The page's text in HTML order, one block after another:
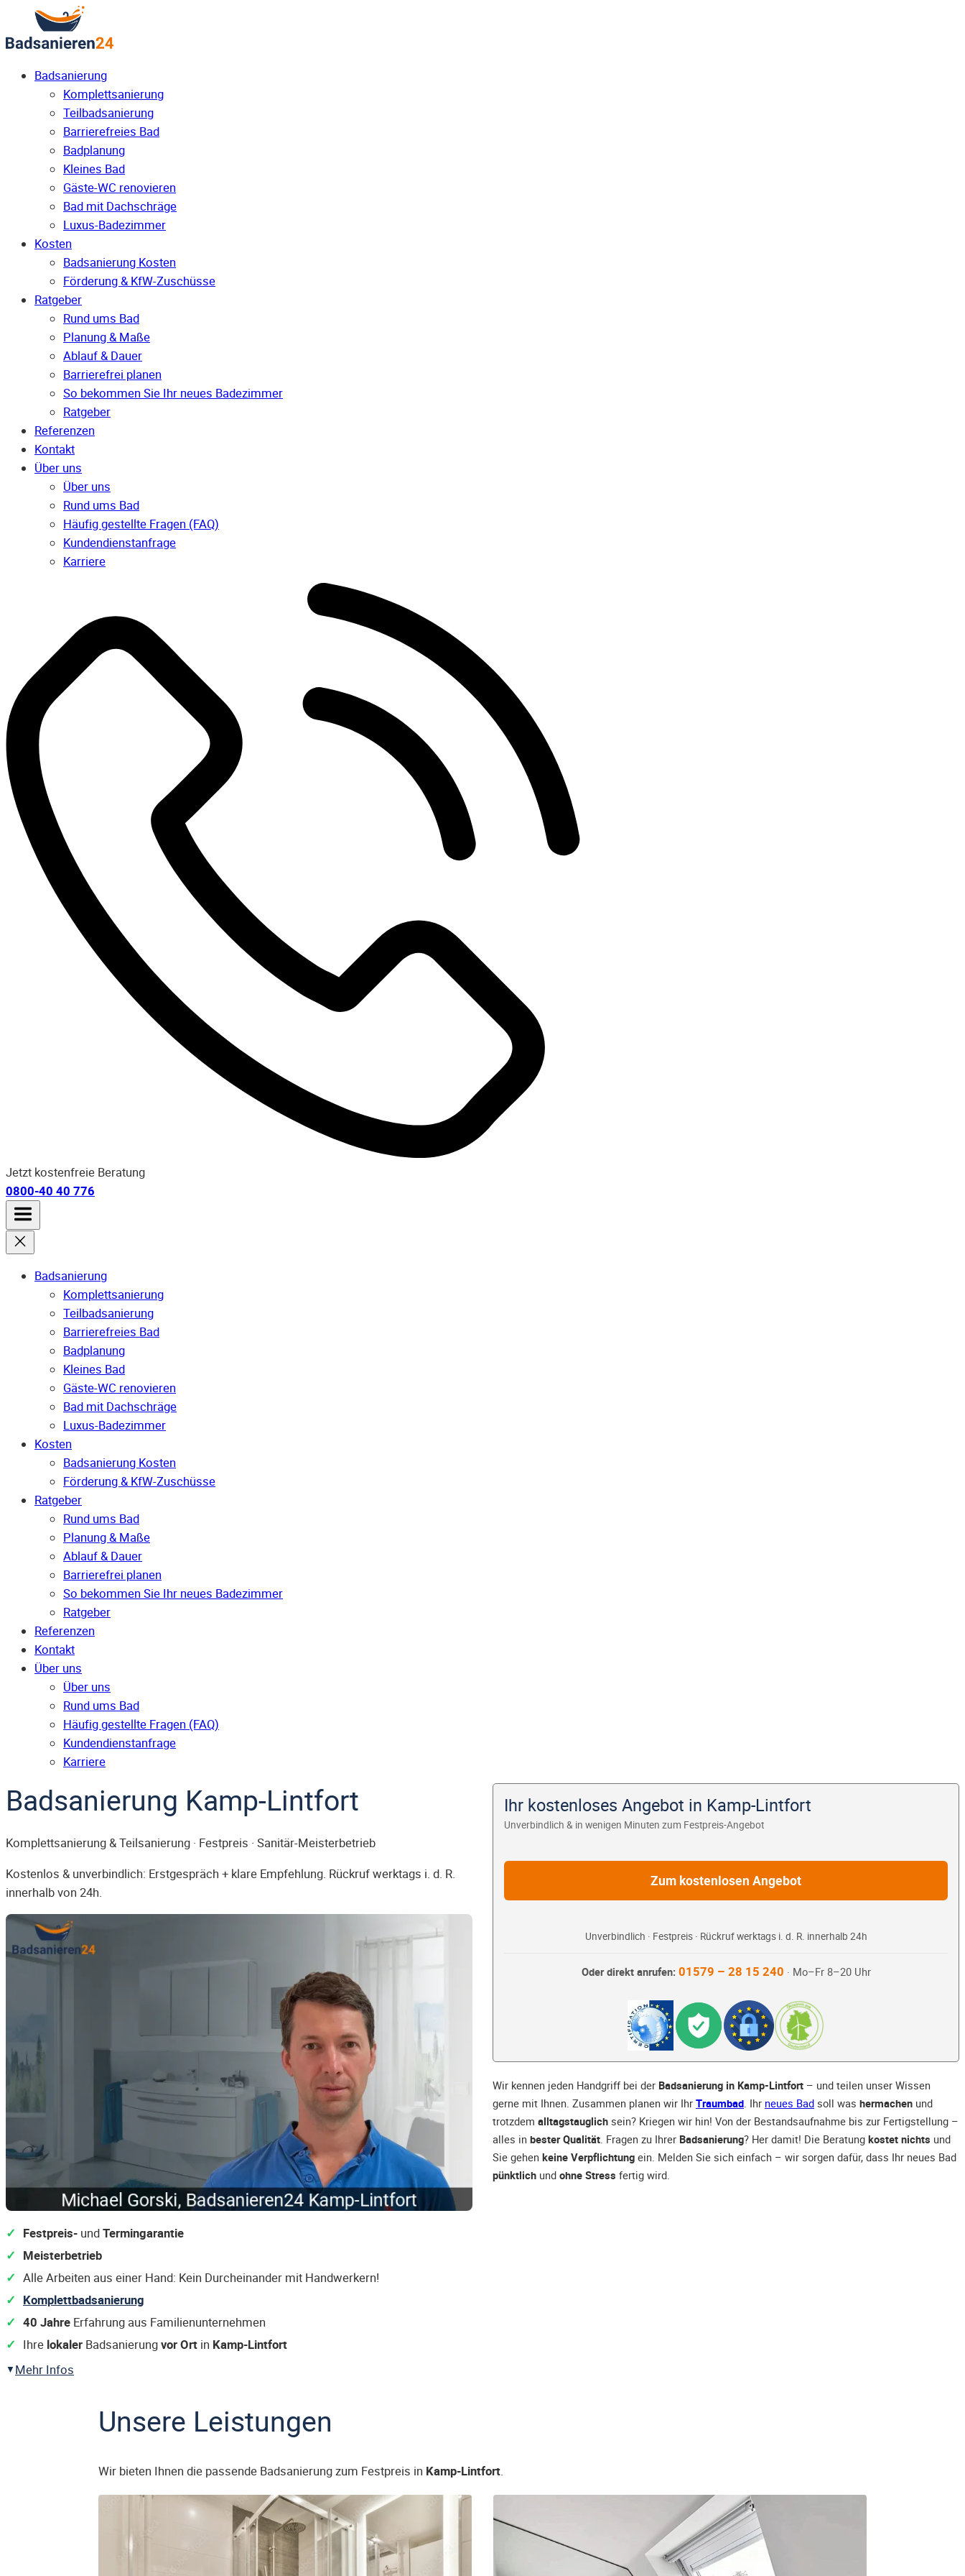
Badsanierung
Komplettsanierung
Teilbadsanierung
Barrierefreies Bad
Badplanung
Kleines Bad
Gäste-WC renovieren
Bad mit Dachschräge
Luxus-Badezimmer
Kosten
Badsanierung Kosten
Förderung & KfW-Zuschüsse
Ratgeber
Rund ums Bad
Planung & Maße
Ablauf & Dauer
Barrierefrei planen
So bekommen Sie Ihr neues Badezimmer
Ratgeber
Referenzen
Kontakt
Über uns
Über uns
Rund ums Bad
Häufig gestellte Fragen (FAQ)
Kunden­dienst­anfrage
Karriere
Jetzt kostenfreie Beratung
0800-40 40 776
Badsanierung
Komplettsanierung
Teilbadsanierung
Barrierefreies Bad
Badplanung
Kleines Bad
Gäste-WC renovieren
Bad mit Dachschräge
Luxus-Badezimmer
Kosten
Badsanierung Kosten
Förderung & KfW-Zuschüsse
Ratgeber
Rund ums Bad
Planung & Maße
Ablauf & Dauer
Barrierefrei planen
So bekommen Sie Ihr neues Badezimmer
Ratgeber
Referenzen
Kontakt
Über uns
Über uns
Rund ums Bad
Häufig gestellte Fragen (FAQ)
Kunden­dienst­anfrage
Karriere
Badsanierung Kamp-Lintfort
Komplettsanierung & Teilsanierung · Festpreis · Sanitär-Meisterbetrieb
Kostenlos & unverbindlich: Erstgespräch + klare Empfehlung. Rückruf werktags i. d. R.
innerhalb von 24h.
Festpreis- undTermingarantie
Meisterbetrieb
Alle Arbeiten aus einer Hand: Kein Durcheinander mit Handwerkern!
Komplettbadsanierung
40 Jahre Erfahrung aus Familienunternehmen
Ihre lokaler Badsanierungvor Ort in Kamp-Lintfort
Mehr Infos
Ihr kostenloses Angebot in Kamp-Lintfort
Unverbindlich & in wenigen Minuten zum Festpreis-Angebot
Zum kostenlosen Angebot
Unverbindlich · Festpreis · Rückruf werktags i. d. R. innerhalb 24h
Oder direkt anrufen: 01579 – 28 15 240 · Mo–Fr 8–20 Uhr
Wir kennen jeden Handgriff bei der Badsanierung in Kamp-Lintfort – und teilen unser Wissen
gerne mit Ihnen. Zusammen planen wir Ihr Traumbad. Ihr neues Bad soll was hermachen und
trotzdem alltagstauglich sein? Kriegen wir hin! Von der Bestandsaufnahme bis zur Fertigstellung –
alles in bester Qualität. Fragen zu Ihrer Badsanierung? Her damit! Die Beratung kostet nichts und
Sie gehen keine Verpflichtung ein. Melden Sie sich einfach – wir sorgen dafür, dass Ihr neues Bad
pünktlich und ohne Stress fertig wird.
Unsere Leistungen
Wir bieten Ihnen die passende Badsanierung zum Festpreis in Kamp-Lintfort.